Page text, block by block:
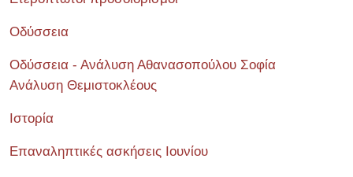
Οδύσσεια
Οδύσσεια - Ανάλυση Αθανασοπούλου Σοφία
Ανάλυση Θεμιστοκλέους
Ιστορία
Επαναληπτικές ασκήσεις Ιουνίου